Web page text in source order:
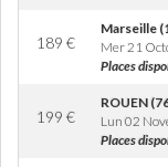
189 €
Marseille
Mer 21
Places
199 €
ROUEN
Lun 02
Places